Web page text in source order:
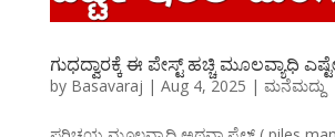
ಗುಧದ್ವಾರಕ್ಕೆ ಈ ಪೇಸ್ಟ್ ಹಚ್ಚಿ ಮೂಲವ್ಯಾಧಿ
by Basavaraj | Aug 4, 2025 | ಮನೆಮದ್ದು